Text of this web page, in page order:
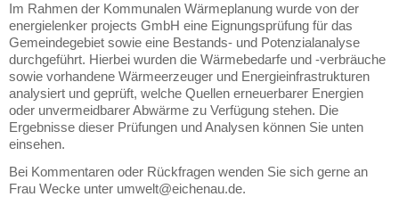
Im Rahmen der Kommunalen Wärmeplanung wurde von der
energielenker projects GmbH eine Eignungsprüfung für das
Gemeindegebiet sowie eine Bestands- und Potenzialanalyse
durchgeführt. Hierbei wurden die Wärmebedarfe und -verbräuche
sowie vorhandene Wärmeerzeuger und Energieinfrastrukturen
analysiert und geprüft, welche Quellen erneuerbarer Energien
oder unvermeidbarer Abwärme zu Verfügung stehen. Die
Ergebnisse dieser Prüfungen und Analysen können Sie unten
einsehen.
Bei Kommentaren oder Rückfragen wenden Sie sich gerne an
Frau Wecke unter umwelt@eichenau.de.